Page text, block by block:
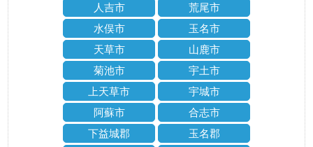
人吉市
荒尾市
水俣市
玉名市
天草市
山鹿市
菊池市
宇土市
上天草市
宇城市
阿蘇市
合志市
下益城郡
玉名郡